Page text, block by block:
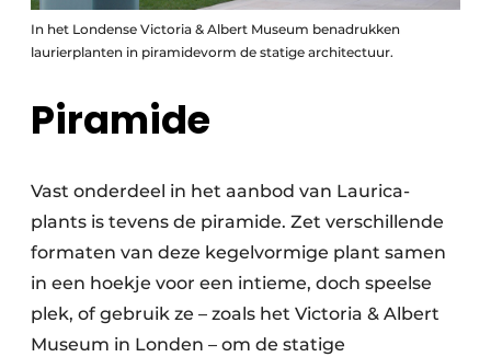
In het Londense Victoria & Albert Museum benadrukken
laurierplanten in piramidevorm de statige architectuur.
Piramide
Vast onderdeel in het aanbod van Laurica-
plants is tevens de piramide. Zet verschillende
formaten van deze kegelvormige plant samen
in een hoekje voor een intieme, doch speelse
plek, of gebruik ze – zoals het Victoria & Albert
Museum in Londen – om de statige